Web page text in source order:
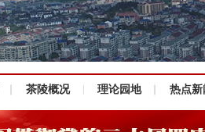
茶陵概况 理论园地 热点新